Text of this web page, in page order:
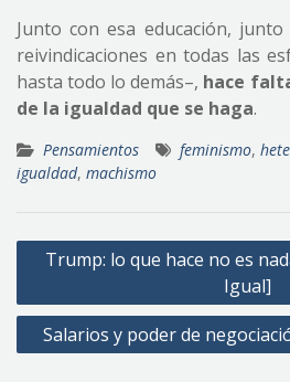
Junto con esa educación,
reivindicaciones en todas las
hasta todo lo demás–, hace
de la igualdad que se haga.
Pensamientos feminismo,
igualdad, machismo
Navegación
entradas
Trump: lo que hace no es
Igual]
Salarios y poder de